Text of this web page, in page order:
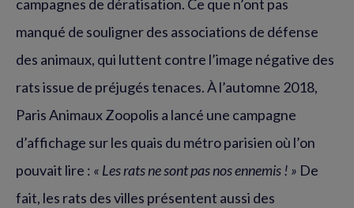
campagnes de dératisation. Ce que n’ont pas
manqué de souligner des associations de défense
des animaux, qui luttent contre l’image négative des
rats issue de préjugés tenaces. À l’automne 2018,
Paris Animaux Zoopolis a lancé une campagne
d’affichage sur les quais du métro parisien où l’on
pouvait lire : « Les rats ne sont pas nos ennemis ! » De
fait, les rats des villes présentent aussi des